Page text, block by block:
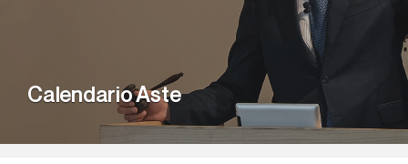
Calendario Aste